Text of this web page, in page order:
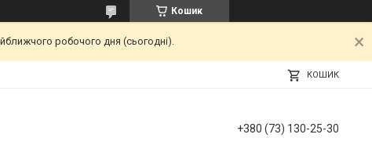
Кошик
робочого дня (сьогодні).
КОШИК
+380 (73) 130-25-30